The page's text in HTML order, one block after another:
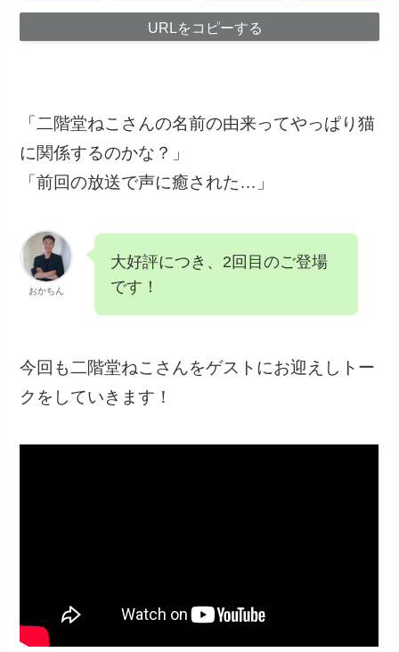
URLをコピーする
「二階堂ねこさんの名前の由来ってやっぱり猫
に関係するのかな？」
「前回の放送で声に癒された…」
おかちん
大好評につき、2回目のご登場
です！
今回も二階堂ねこさんをゲストにお迎えしトー
クをしていきます！